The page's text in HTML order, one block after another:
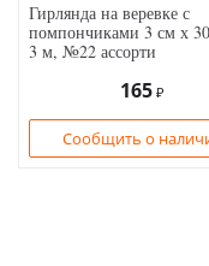
Гирлянда на веревке с
помпончиками 3 см х
3 м, №22 ассорти
165 ₽
Сообщить о